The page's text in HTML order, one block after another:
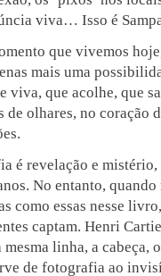
viva… Isso é
que vivemos
mais uma
viva, que acolhe, que
de olhares, no coração
é revelação e
No entanto,
como essas nesse
captam. Henri
mesma linha, a cabeça,
de fotografia ao